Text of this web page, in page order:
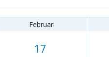
Februari
17